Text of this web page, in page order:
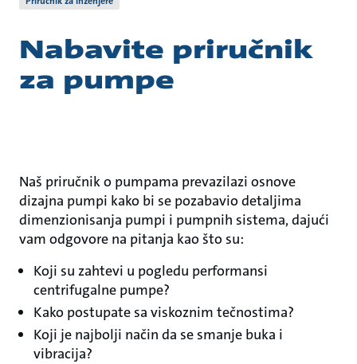
Nabavite priručnik
za pumpe
Naš priručnik o pumpama prevazilazi osnove
dizajna pumpi kako bi se pozabavio detaljima
dimenzionisanja pumpi i pumpnih sistema, dajući
vam odgovore na pitanja kao što su:
Koji su zahtevi u pogledu performansi
centrifugalne pumpe?
Kako postupate sa viskoznim tečnostima?
Koji je najbolji način da se smanje buka i
vibracija?